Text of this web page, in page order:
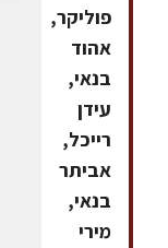
פוליקר,
אהוד
בנאי,
עידן
רייכל,
אביתר
בנאי,
מירי